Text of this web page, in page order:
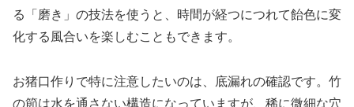
る「磨き」の技法を使うと、時間が経つにつれて飴色に変
化する風合いを楽しむこともできます。
お猪口作りで特に注意したいのは、底漏れの確認です。竹
の節は水を通さない構造になっていますが、稀に微細な穴